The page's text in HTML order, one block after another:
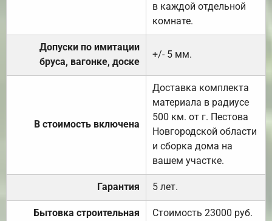
в каждой отдельной
комнате.
Допуски по имитации
бруса, вагонке, доске
+/- 5 мм.
В стоимость включена
Доставка комплекта
материала в радиусе
500 км. от г. Пестова
Новгородской области
и сборка дома на
вашем участке.
Гарантия 5 лет.
Бытовка строительная Стоимость 23000 руб.